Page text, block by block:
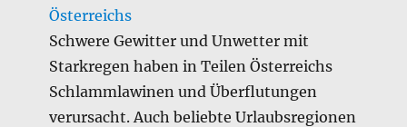
Österreichs
Schwere Gewitter und Unwetter mit
Starkregen haben in Teilen Österreichs
Schlammlawinen und Überflutungen
verursacht. Auch beliebte Urlaubsregionen